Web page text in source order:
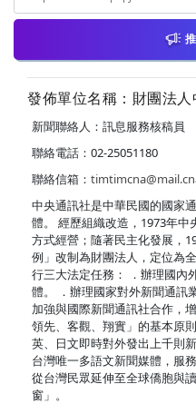
發佈單位名稱：財團法
新聞聯絡人：訊息服務核稿員
聯絡電話：02-25051180
聯絡信箱：
中央通訊社是中華民國的國家
體。 經歷組織改造，1973年
方式經營；隨著民主化發展，
例」改制為財團法人，定位為
行三大法定任務： ．辦理國內
體。 ．辦理國家對外新聞通訊
加強與國際新聞通訊社合作，
領先、客觀、翔實」的基本原
英、日文即時對外發出上千則
台灣唯一多語文新聞媒體，服
從台灣民眾延伸至全球僑胞與
窗」。